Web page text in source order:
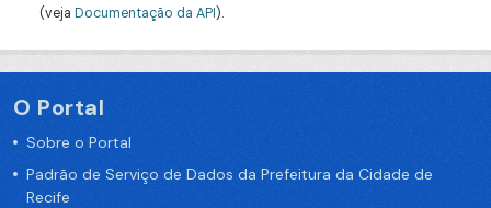
(veja Documentação da API).
O Portal
Sobre o Portal
Padrão de Serviço de Dados da Prefeitura da Cidade de
Recife